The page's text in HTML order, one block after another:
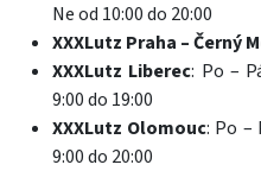
Ne od 10:00 do 20:00
XXXLutz Praha – Černý
XXXLutz Liberec: Po –
9:00 do 19:00
XXXLutz Olomouc: Po –
9:00 do 20:00